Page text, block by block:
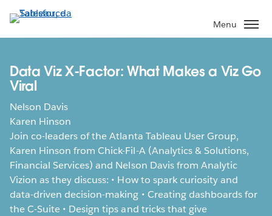
Passa
contenuto
Menu
Data Viz X-Factor: What Makes a Viz Go
Viral
Nelson Davis
Karen Hinson
Join co-leaders of the Atlanta Tableau User Group,
Karen Hinson from Chick-Fil-A (Analytics & Solutions,
Financial Services) and Nelson Davis from Analytic
Vizion as they discuss: • How to spark curiosity and
data-driven decision-making • Creating dashboards for
the C-Suite • Design tips and tricks that give